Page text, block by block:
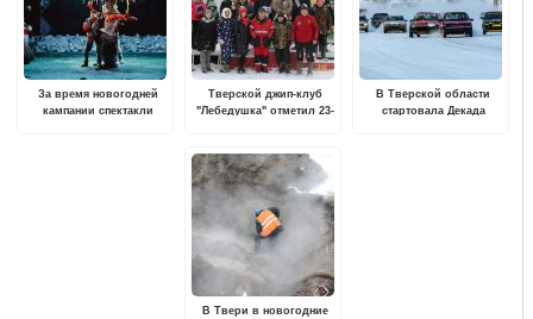
За время новогодней
кампании спектакли
Тверской джип-клуб
"Лебедушка" отметил 23-
В Тверской области
стартовала Декада
В Твери в новогодние